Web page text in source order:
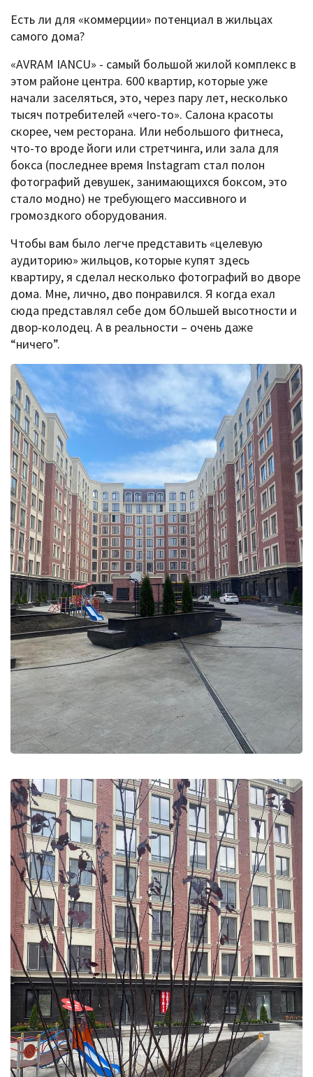
Есть ли для «коммерции» потенциал в жильцах
самого дома?
«AVRAM IANCU» - самый большой жилой комплекс в
этом районе центра. 600 квартир, которые уже
начали заселяться, это, через пару лет, несколько
тысяч потребителей «чего-то». Салона красоты
скорее, чем ресторана. Или небольшого фитнеса,
что-то вроде йоги или стретчинга, или зала для
бокса (последнее время Instagram стал полон
фотографий девушек, занимающихся боксом, это
стало модно) не требующего массивного и
громоздкого оборудования.
Чтобы вам было легче представить «целевую
аудиторию» жильцов, которые купят здесь
квартиру, я сделал несколько фотографий во дворе
дома. Мне, лично, дво понравился. Я когда ехал
сюда представлял себе дом бОльшей высотности и
двор-колодец. А в реальности – очень даже
“ничего”.